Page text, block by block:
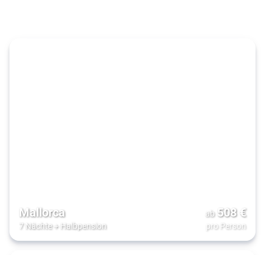
Mallorca
7 Nächte+ Halbpension
ab 508€
pro Person